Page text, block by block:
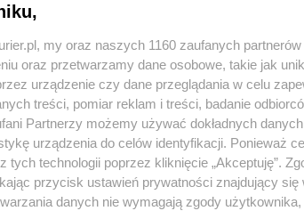
naszą zachodniopomorską tożsamość.
atrakcyjności turystycznej regionu i
- mówi marszałek województwa
liczy 71 pozycji. Tym samym jest ich
m.in. gminy, parafie, muzea,
rolne, spółki oraz osoby prywatne. Do
my oraz naszych 1160 zaufanych
oraz przetwarzamy dane osobowe, takie jak
urządzenie czy dane przeglądania w celu
treści, pomiar reklam i treści, badanie
Partnerzy możemy używać dokładnych
urządzenia do celów identyfikacji. Ponieważ
tych technologii poprzez kliknięcie „Akceptuję”.
przycisk ustawień prywatności znajdujący
danych nie wymagają zgody